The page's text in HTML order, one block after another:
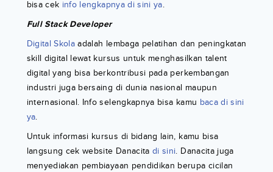
bisa cek info lengkapnya di sini ya.
Full Stack Developer
Digital Skola adalah lembaga pelatihan dan peningkatan
skill digital lewat kursus untuk menghasilkan talent
digital yang bisa berkontribusi pada perkembangan
industri juga bersaing di dunia nasional maupun
internasional. Info selengkapnya bisa kamu baca di sini
ya.
Untuk informasi kursus di bidang lain, kamu bisa
langsung cek website Danacitadi sini. Danacita juga
menyediakan pembiayaan pendidikan berupa cicilan